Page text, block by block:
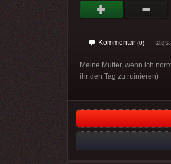
Kommentar (0)
Meine Mutter, wenn ich
ihr den Tag zu ruinieren)